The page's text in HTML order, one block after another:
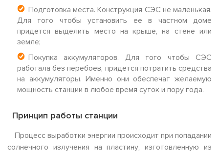
Подготовка места. Конструкция СЭС не маленькая.
Для того чтобы установить ее в частном доме
придется выделить место на крыше, на стене или
земле;
Покупка аккумуляторов. Для того чтобы СЭС
работала без перебоев, придется потратить средства
на аккумуляторы. Именно они обеспечат желаемую
мощность станции в любое время суток и пору года.
Принцип работы станции
Процесс выработки энергии происходит при попадании
солнечного излучения на пластину, изготовленную из